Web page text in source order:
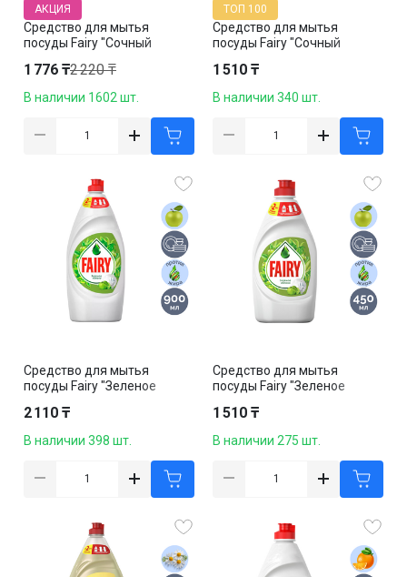
Средство для мытья
посуды Fairy "Сочный
АКЦИЯ
1 776 ₸2 220 ₸
В наличии 1602 шт.
Средство для мытья
посуды Fairy "Сочный
ТОП 100
1 510 ₸
В наличии 340 шт.
Средство для мытья
посуды Fairy "Зеленое
2 110 ₸
В наличии 398 шт.
Средство для мытья
посуды Fairy "Зеленое
1 510 ₸
В наличии 275 шт.